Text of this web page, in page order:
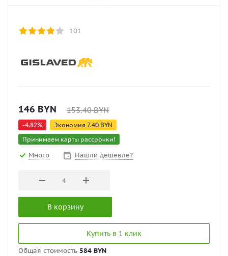
101
146 BYN 153.40BYN
-4.82% Экономия 7.40 BYN
Принимаем карты рассрочки!
Много Нашли дешевле?
В корзину
Купить в 1 клик
Общая стоимость 584 BYN